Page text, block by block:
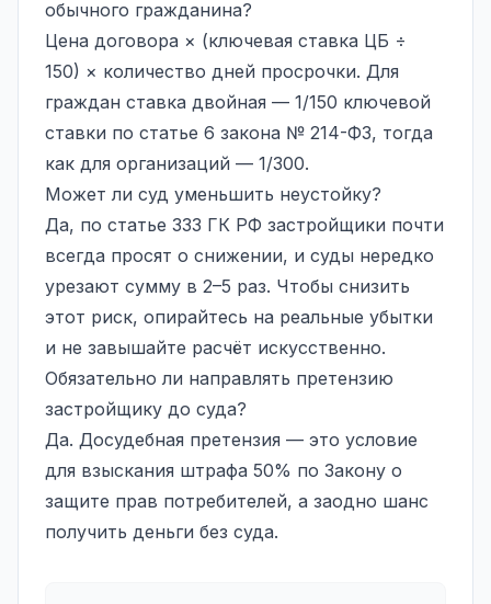
обычного гражданина?
Цена договора × (ключевая ставка ЦБ ÷
150) × количество дней просрочки. Для
граждан ставка двойная — 1/150 ключевой
ставки по статье 6 закона № 214-ФЗ, тогда
как для организаций — 1/300.
Может ли суд уменьшить неустойку?
Да, по статье 333 ГК РФ застройщики почти
всегда просят о снижении, и суды нередко
урезают сумму в 2–5 раз. Чтобы снизить
этот риск, опирайтесь на реальные убытки
и не завышайте расчёт искусственно.
Обязательно ли направлять претензию
застройщику до суда?
Да. Досудебная претензия — это условие
для взыскания штрафа 50% по Закону о
защите прав потребителей, а заодно шанс
получить деньги без суда.